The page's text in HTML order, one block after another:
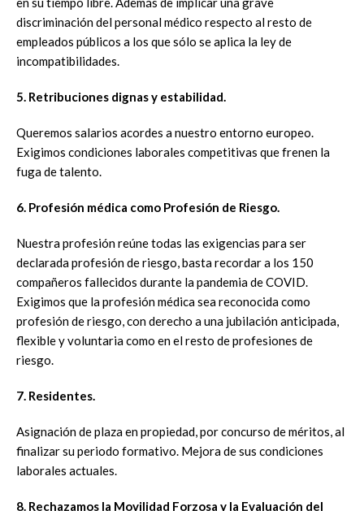
discriminación del personal médico respecto al resto de
empleados públicos a los que sólo se aplica la ley de
incompatibilidades.
5. Retribuciones dignas y estabilidad.
Queremos salarios acordes a nuestro entorno europeo.
Exigimos condiciones laborales competitivas que frenen la
fuga de talento.
6. Profesión médica como Profesión de Riesgo.
Nuestra profesión reúne todas las exigencias para ser
declarada profesión de riesgo, basta recordar a los 150
compañeros fallecidos durante la pandemia de COVID.
Exigimos que la profesión médica sea reconocida como
profesión de riesgo, con derecho a una jubilación anticipada,
flexible y voluntaria como en el resto de profesiones de
riesgo.
7. Residentes.
Asignación de plaza en propiedad, por concurso de méritos, al
finalizar su periodo formativo. Mejora de sus condiciones
laborales actuales.
8. Rechazamos la Movilidad Forzosa y la Evaluación del